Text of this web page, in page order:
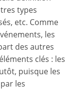
types
etc. Comme
les
des autres
clés : les
puisque les
les